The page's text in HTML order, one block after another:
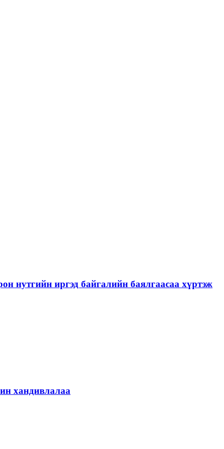
нутгийн иргэд байгалийн баялгаасаа хүртэж
хандивлалаа